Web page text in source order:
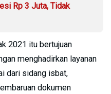
Rp 3 Juta, Tidak
2021 itu bertujuan
menghadirkan layanan
dari sidang isbat,
dokumen